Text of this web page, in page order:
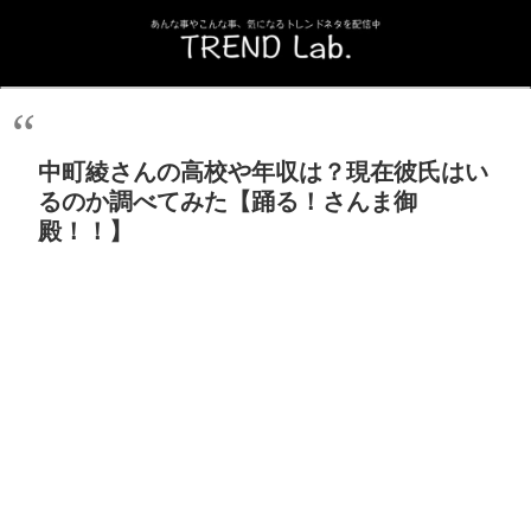
中町綾さんの高校や年収は？現在彼氏はい
るのか調べてみた【踊る！さんま御
殿！！】